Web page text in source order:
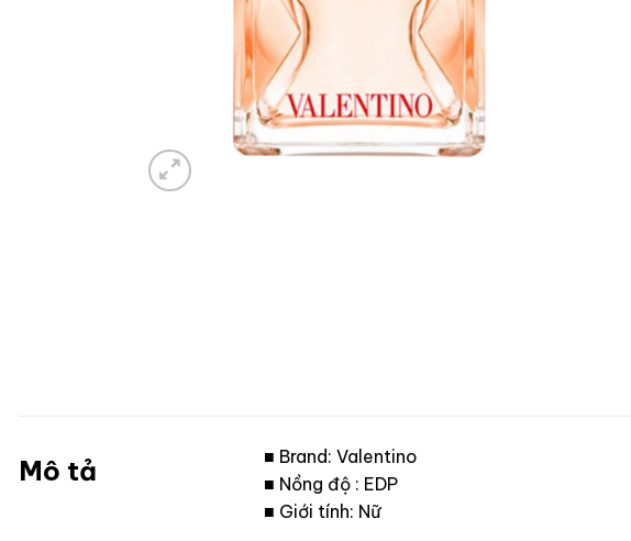
Mô tả
■ Brand: Valentino
■ Nồng độ : EDP
■ Giới tính: Nữ